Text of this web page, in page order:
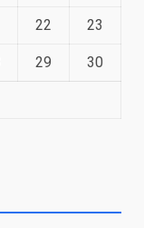
22 23
29 30